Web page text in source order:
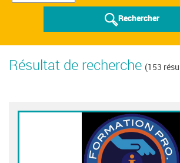
Rechercher
Résultat de recherche (153